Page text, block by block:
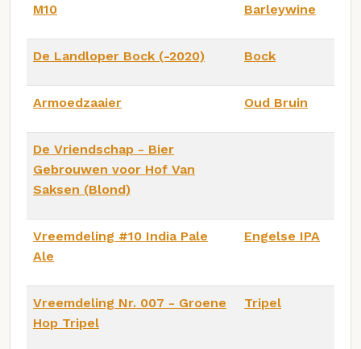
M10 Barleywine
De Landloper Bock (-2020) Bock
Armoedzaaier Oud Bruin
De Vriendschap - Bier
Gebrouwen voor Hof Van
Saksen (Blond)
Vreemdeling #10 India Pale
Ale
Engelse IPA
Vreemdeling Nr. 007 - Groene
Hop Tripel
Tripel